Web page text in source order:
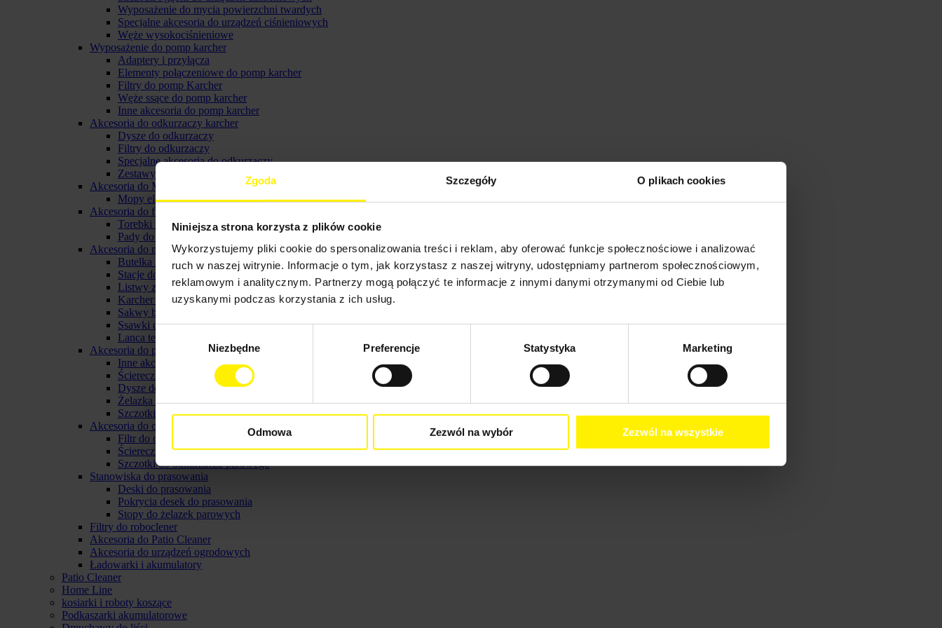
Zgoda Szczegóły O plikach cookies
Niniejsza strona korzysta z plików cookie
Wykorzystujemy pliki cookie do spersonalizowania treści i reklam, aby oferować funkcje społecznościowe i analizować
ruch w naszej witrynie. Informacje o tym, jak korzystasz z naszej witryny, udostępniamy partnerom społecznościowym,
reklamowym i analitycznym. Partnerzy mogą połączyć te informacje z innymi danymi otrzymanymi od Ciebie lub
uzyskanymi podczas korzystania z ich usług.
Wybór
zgody
Niezbędne Preferencje Statystyka Marketing
Odmowa Zezwól na wybór Zezwól na wszystkie
Wyposażenie do mycia powierzchni twardych
Specjalne akcesoria do urządzeń ciśnieniowych
Węże wysokociśnieniowe
Wyposażenie do pomp karcher
Adaptery i przyłącza
Elementy połączeniowe do pomp karcher
Filtry do pomp Karcher
Węże ssące do pomp karcher
Inne akcesoria do pomp karcher
Akcesoria do odkurzaczy karcher
Dysze do odkurzaczy
Filtry do odkurzaczy
Specjalne akcesoria do odkurzaczy
Zestawy do odkurzaczy
Akcesoria do Mopów elektrycznych
Mopy elektryczne
Akcesoria do froterek
Torebki filtracyjne do froterki
Pady do froterki karcher
Akcesoria do myjki do okien karcher
Butelka ze spryskiwaczem karcher
Stacje do ładowania i baterie do myjek okiennych
Listwy zbierające do ssawki
Karcher pady z mikrofibry
Sakwy biodrowe
Ssawki do myjek karcher
Lanca teleskopowa do myjki
Akcesoria do parownicy karcher
Inne akcerosia do parownicy karcher
Ściereczki do parownic
Dysze do parownic
Żelazka parowe karcher
Szczotki do parownicy karcher
Akcesoria do odkurzaczy parowych
Filtr do odkurzacza parowego
Ściereczki do odkurzacza parowego
Szczotki do odkurzacza parowego
Stanowiska do prasowania
Deski do prasowania
Pokrycia desek do prasowania
Stopy do żelazek parowych
Filtry do roboclener
Akcesoria do Patio Cleaner
Akcesoria do urządzeń ogrodowych
Ładowarki i akumulatory
Patio Cleaner
Home Line
kosiarki i roboty koszące
Podkaszarki akumulatorowe